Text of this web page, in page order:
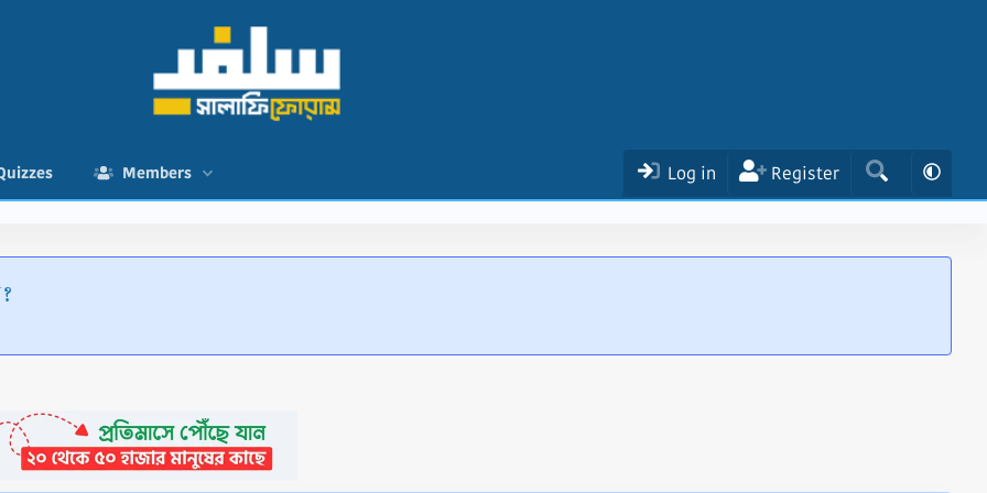
Members Log in Register